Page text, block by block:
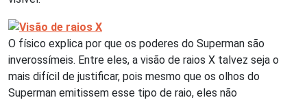
O físico explica por que os poderes do Superman são
inverossímeis. Entre eles, a visão de raios X talvez seja o
mais difícil de justificar, pois mesmo que os olhos do
Superman emitissem esse tipo de raio, eles não